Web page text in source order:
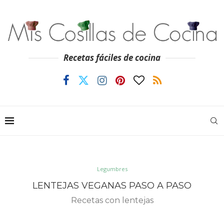
Recetas fáciles de cocina
Legumbres
LENTEJAS VEGANAS PASO A PASO
Recetas con lentejas